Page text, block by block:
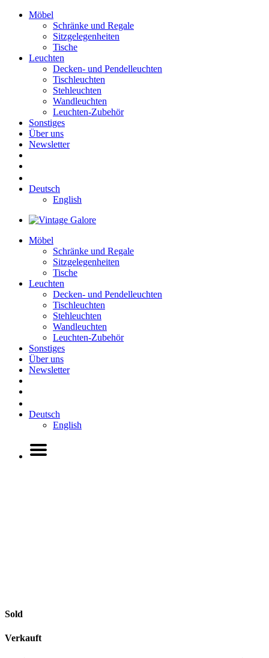
Möbel
Schränke und Regale
Sitzgelegenheiten
Tische
Leuchten
Decken- und Pendelleuchten
Tischleuchten
Stehleuchten
Wandleuchten
Leuchten-Zubehör
Sonstiges
Über uns
Newsletter
Deutsch
English
Möbel
Schränke und Regale
Sitzgelegenheiten
Tische
Leuchten
Decken- und Pendelleuchten
Tischleuchten
Stehleuchten
Wandleuchten
Leuchten-Zubehör
Sonstiges
Über uns
Newsletter
Deutsch
English
Sold
Verkauft